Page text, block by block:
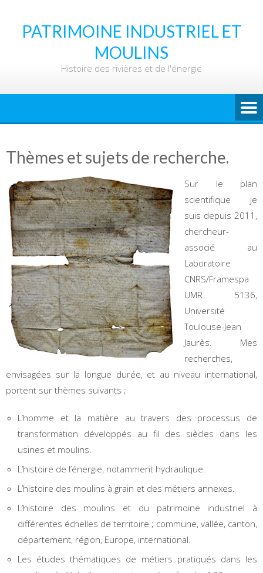
contentPATRIMOINE INDUSTRIEL ET
MOULINS
Histoire des rivières et de l'énergie
Thèmes et sujets de recherche.
Sur le plan
scientifique je
suis depuis 2011,
chercheur-
associé au
Laboratoire
CNRS/Framespa
UMR 5136,
Université
Toulouse-Jean
Jaurès. Mes
recherches,
envisagées sur la longue durée, et au niveau international,
portent sur thèmes suivants ;
L’homme et la matière au travers des processus de
transformation développés au fil des siècles dans les
usines et moulins.
L’histoire de l’énergie, notamment hydraulique.
L’histoire des moulins à grain et des métiers annexes.
L’histoire des moulins et du patrimoine industriel à
différentes échelles de territoire ; commune, vallée, canton,
département, région, Europe, international.
Les études thématiques de métiers pratiqués dans les